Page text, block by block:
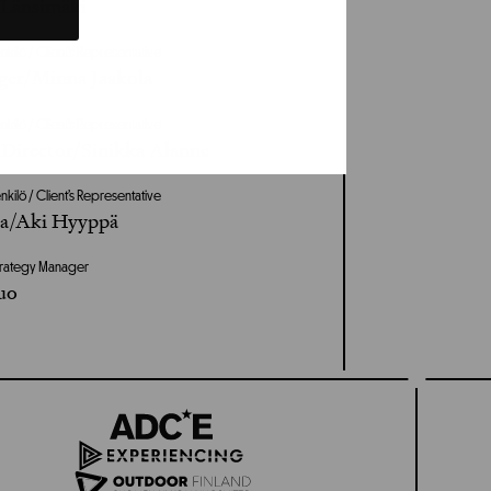
/ Client’s Representative
Aki Hyyppä
Manager